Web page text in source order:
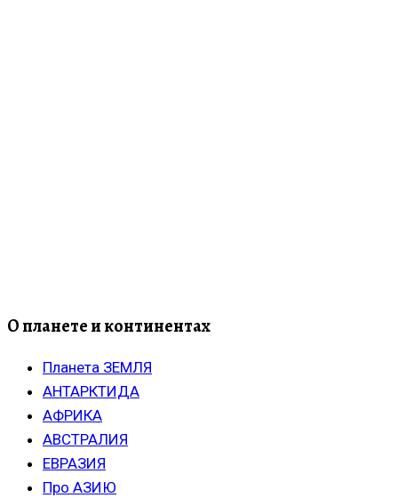
О планете и континентах
Планета ЗЕМЛЯ
АНТАРКТИДА
АФРИКА
АВСТРАЛИЯ
ЕВРАЗИЯ
Про АЗИЮ